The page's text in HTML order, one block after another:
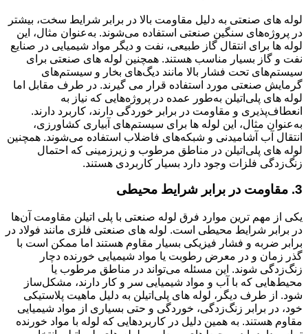
لوله های صنعتی به دلیل مقاومت بالا در برابر شرایط سخت، بیشتر
در پروژه‌های سنگین صنعتی استفاده می‌شوند. به‌عنوان مثال، این
لوله ها برای انتقال گاز طبیعی، نفت و دیگر مواد شیمیایی در صنایع
نفت و گاز بسیار مناسب هستند. همچنین لوله های صنعتی برای
سیستم‌های تحت فشار بالا مانند دیگ‌های بخار و سیستم‌های
گرمایش صنعتی مورد استفاده قرار می گیرند. در طرف مقابل اما
لوله های پلی‌اتیلن به‌طور عمده در پروژه‌هایی که نیاز به
انعطاف‌پذیری و مقاومت در برابر خوردگی دارند، کاربرد دارند.
به‌عنوان مثال، این لوله ها برای سیستم‌های آبیاری کشاورزی،
انتقال آب آشامیدنی و شبکه‌های فاضلاب استفاده می‌شوند. همچنین
لوله های پلی‌اتیلن در مناطق مرطوب و زیرزمینی که احتمال
زنگ‌زدگی فلزات وجود دارد بسیار کاربردی هستند.
3. مقاومت در برابر شرایط محیطی
یکی از مهم ترین موارد فرق لوله صنعتی با پلی اتیلن مقاومت آن‌ها
در برابر شرایط محیطی است. لوله های صنعتی فلزی مانند فولاد در
برابر ضربه و فشار فیزیکی بسیار مقاوم هستند اما ممکن است با
گذر زمان و در معرض رطوبت یا مواد شیمیایی خورنده دچار
زنگ‌زدگی شوند. این مسئله می‌تواند در مناطق مرطوب یا
محیط‌هایی که با آب و مواد شیمیایی سر و کار دارند، مشکل‌ساز
شود. از طرف دیگر، لوله های پلی‌اتیلن به دلیل ماهیت پلاستیکی
خود، در برابر زنگ‌زدگی، خوردگی و حتی بسیاری از مواد شیمیایی
مقاوم هستند. به همین دلیل در کاربردهایی که لوله با مواد خورنده